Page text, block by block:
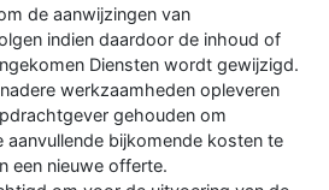
de aanwijzingen van
indien daardoor de inhoud of
Diensten wordt gewijzigd.
werkzaamheden opleveren
gehouden om
bijkomende kosten te
een nieuwe offerte.